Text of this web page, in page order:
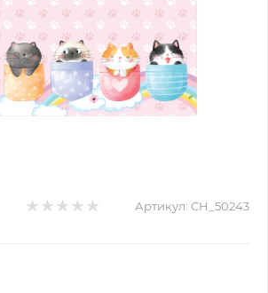
Артикул: СН_50243